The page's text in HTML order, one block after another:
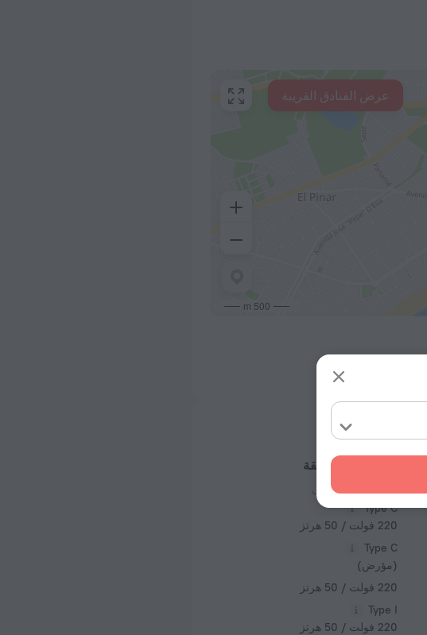
500 m
عرض الفنادق القريبة
الحقائق عن الشقة
نوع المقبس الكهربائي
Type C
220 فولت / 50 هرتز
Type C
(مؤرض)
220 فولت / 50 هرتز
Type I
220 فولت / 50 هرتز